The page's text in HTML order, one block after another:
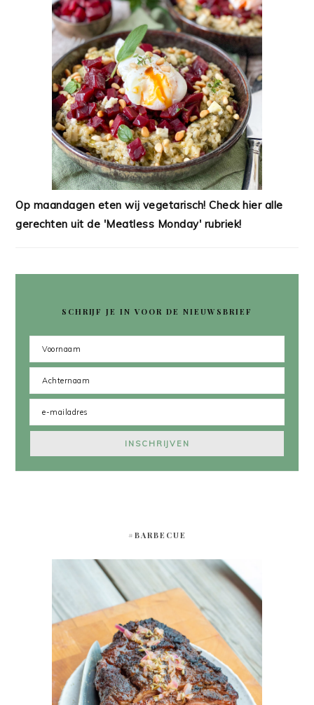
Op maandagen eten wij vegetarisch! Check hier alle
gerechten uit de 'Meatless Monday' rubriek!
SCHRIJF JE IN VOOR DE NIEUWSBRIEF
#BARBECUE